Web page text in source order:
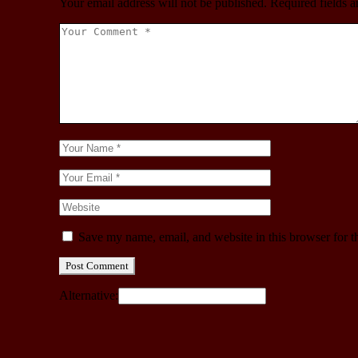
Save my name, email, and website in this browser for
Post Comment
Alternative: